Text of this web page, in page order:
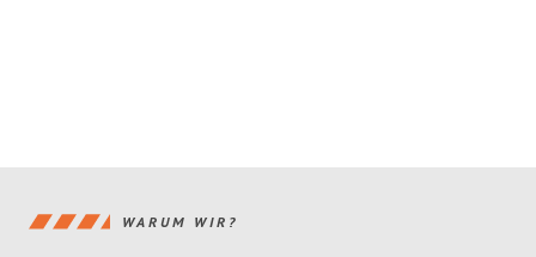
WARUM WIR?